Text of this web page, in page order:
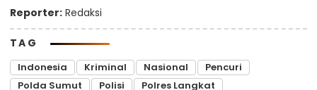
Reporter: Redaksi
TAG
Indonesia Kriminal Nasional
Pencuri
Polda Sumut
Polisi
Polres Langkat